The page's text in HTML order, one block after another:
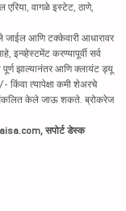
एरिया, वागळे इस्टेट, ठाणे,
आणि टक्केवारी आधारावर
इन्व्हेस्टमेंट करण्यापूर्वी सर्व
पूर्ण झाल्यानंतर आणि क्लायंट ड्यू
त्यापेक्षा कमी शेअरचे
केले जाऊ शकते. ब्रोकरेज
सपोर्ट डेस्क